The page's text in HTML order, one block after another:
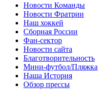
Новости Команды
Новости Фратрии
Наш хоккей
Сборная России
Фан-cектор
Новости сайта
Благотворительность
Мини-футбол/Пляжка
Наша История
Обзор прессы